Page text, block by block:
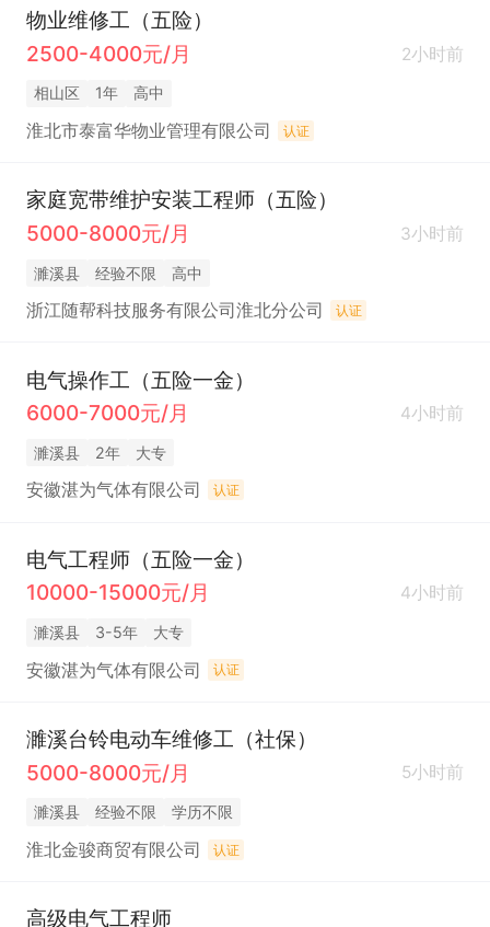
物业维修工（五险）
2500-4000元/月
2小时前
相山区 1年 高中
淮北市泰富华物业管理有限公司 认证
家庭宽带维护安装工程师（五险）
5000-8000元/月
3小时前
濉溪县 经验不限 高中
浙江随帮科技服务有限公司淮北分公司 认证
电气操作工（五险一金）
6000-7000元/月
4小时前
濉溪县 2年 大专
安徽湛为气体有限公司 认证
电气工程师（五险一金）
10000-15000元/月
4小时前
濉溪县 3-5年 大专
安徽湛为气体有限公司 认证
濉溪台铃电动车维修工（社保）
5000-8000元/月
5小时前
濉溪县 经验不限 学历不限
淮北金骏商贸有限公司 认证
高级电气工程师